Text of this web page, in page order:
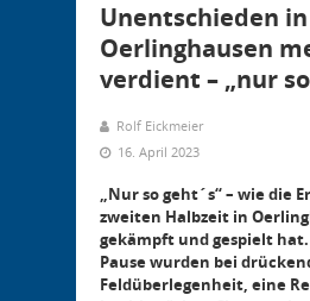
Unentschieden in
Oerlinghausen
verdient – „nur
Rolf Eickmeier
16. April 2023
„Nur so geht´s“ – wie die
zweiten Halbzeit in
gekämpft und gespielt
Pause wurden bei
Feldüberlegenheit, eine